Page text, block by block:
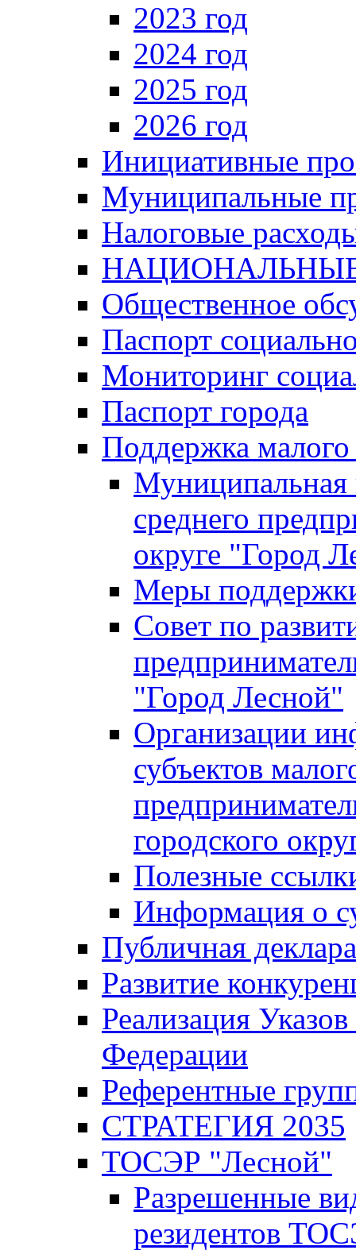
2023 год
2024 год
2025 год
2026 год
Инициативные
Муниципальные
Налоговые
Общественное
Паспорт
Мониторинг
Паспорт города
Поддержка малого
Муниципальная
среднего
округе "Город
Меры
Совет по
"Город Лесной"
Организации
субъектов
городского
Полезные
Информация о
Публичная
Развитие
Реализация
Федерации
Референтные
СТРАТЕГИЯ 2035
ТОСЭР "Лесной"
Разрешенные
резидентов